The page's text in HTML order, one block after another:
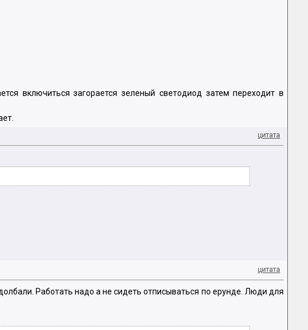
включиться загорается зеленый светодиод затем переходит в
цитата
цитата
Работать надо а не сидеть отписываться по ерунде. Люди для